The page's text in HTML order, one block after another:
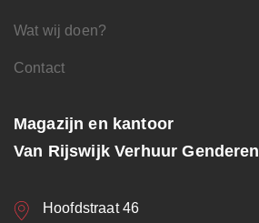
Wat wij doen?
Contact
Magazijn en kantoor
Van Rijswijk Verhuur Genderen
Hoofdstraat 46